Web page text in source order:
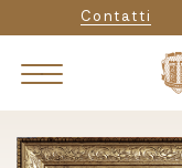
al
contenuto
Contatti